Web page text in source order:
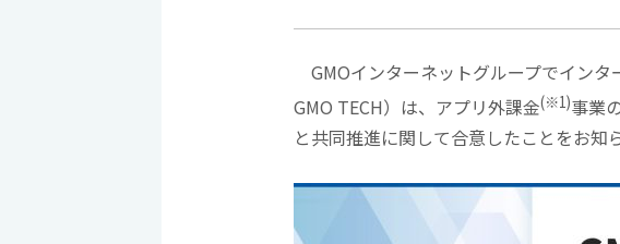
GMOインターネットグループでインタ
GMO TECH）は、アプリ外課金(※1)事業
と共同推進に関して合意したことをお知